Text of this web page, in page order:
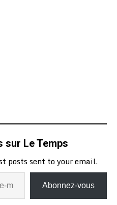
sur Le Temps
posts sent to your email.
Abonnez-vous